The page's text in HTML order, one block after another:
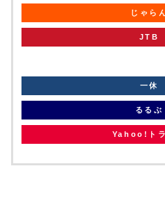
じゃら
JTB
一休
るるぶ
Yahoo!ト